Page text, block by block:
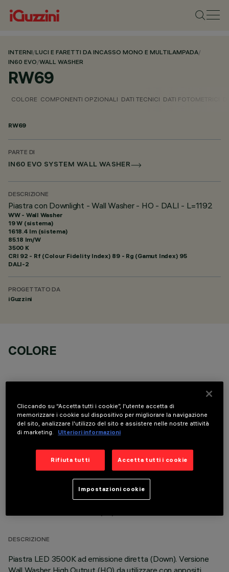
INTERNI/LUCI E FARETTI DA INCASSO MONO E MULTILAMPADA/
IN60 EVO/WALL WASHER
RW69
COLORE COMPONENTI OPZIONALI DATI TECNICI DATI FOTOMETRICI
RW69
PARTE DI
IN60 EVO SYSTEM WALL WASHER
DESCRIZIONE
Piastra con Downlight - Wall Washer - HO - DALI - L=1192
WW - Wall Washer
19 W (sistema)
1618.4 lm (sistema)
85.18 lm/W
3500 K
CRI 92 - Rf (Colour Fidelity Index) 89 - Rg (Gamut Index) 95
DALI-2
PROGETTATO DA
iGuzzini
COLORE
COMPONENTI OPZIONALI
DATI TECNICI
DESCRIZIONE
Piastra LED 3500K ad emissione diretta (Down). Versione
Wall Washer High Output (HO) da utilizzare con appositi
Cliccando su “Accetta tutti i cookie”, l'utente accetta di
memorizzare i cookie sul dispositivo per migliorare la navigazione
del sito, analizzare l'utilizzo del sito e assistere nelle nostre attività
di marketing.
Ulteriori informazioni
Rifiuta tutti Accetta tutti i cookie
Impostazioni cookie